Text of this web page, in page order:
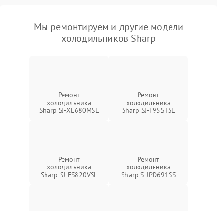
Мы ремонтируем и другие модели
холодильников Sharp
Ремонт
холодильника
Sharp SJ-XE680MSL
Ремонт
холодильника
Sharp SJ-F95STSL
Ремонт
холодильника
Sharp SJ-FS820VSL
Ремонт
холодильника
Sharp S-JPD691SS